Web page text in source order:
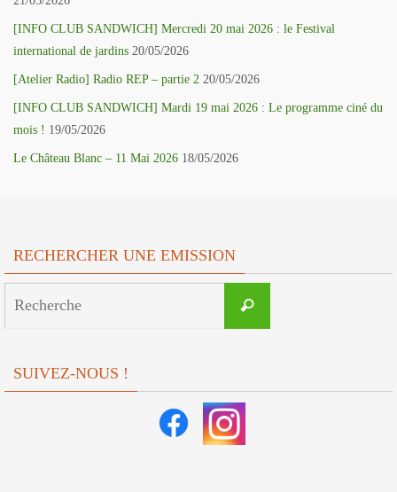
[INFO CLUB SANDWICH] Mercredi 20 mai 2026 : le Festival
international de jardins 20/05/2026
[Atelier Radio] Radio REP – partie 2 20/05/2026
[INFO CLUB SANDWICH] Mardi 19 mai 2026 : Le programme ciné du
mois ! 19/05/2026
Le Château Blanc – 11 Mai 2026 18/05/2026
RECHERCHER UNE EMISSION
Recherche
SUIVEZ-NOUS !